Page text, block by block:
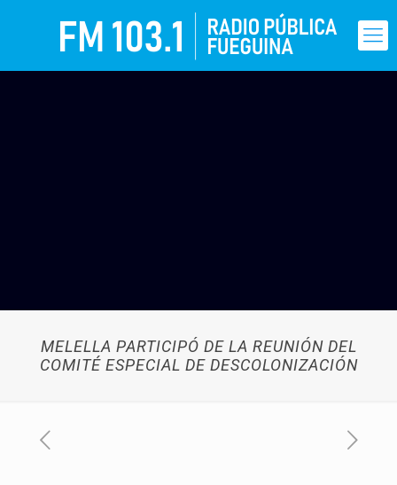
MELELLA PARTICIPÓ DE LA REUNIÓN DEL
COMITÉ ESPECIAL DE DESCOLONIZACIÓN